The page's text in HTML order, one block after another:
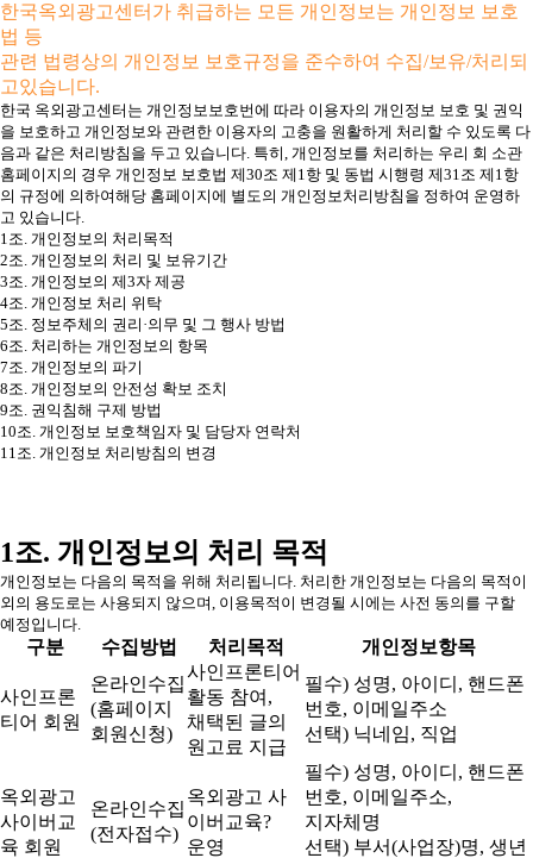
한국옥외광고센터가 취급하는 모든 개인정보는 개인정보 보호
법 등
관련 법령상의 개인정보 보호규정을 준수하여 수집/보유/처리되
고있습니다.
한국 옥외광고센터는 개인정보보호번에 따라 이용자의 개인정보 보호 및 권익
을 보호하고 개인정보와 관련한 이용자의 고충을 원활하게 처리할 수 있도록 다
음과 같은 처리방침을 두고 있습니다. 특히, 개인정보를 처리하는 우리 회 소관
홈페이지의 경우 개인정보 보호법 제30조 제1항 및 동법 시행령 제31조 제1항
의 규정에 의하여해당 홈페이지에 별도의 개인정보처리방침을 정하여 운영하
고 있습니다.
1조. 개인정보의 처리목적
2조. 개인정보의 처리 및 보유기간
3조. 개인정보의 제3자 제공
4조. 개인정보 처리 위탁
5조. 정보주체의 권리·의무 및 그 행사 방법
6조. 처리하는 개인정보의 항목
7조. 개인정보의 파기
8조. 개인정보의 안전성 확보 조치
9조. 권익침해 구제 방법
10조. 개인정보 보호책임자 및 담당자 연락처
11조. 개인정보 처리방침의 변경
1조. 개인정보의 처리 목적
개인정보는 다음의 목적을 위해 처리됩니다. 처리한 개인정보는 다음의 목적이
외의 용도로는 사용되지 않으며, 이용목적이 변경될 시에는 사전 동의를 구할
예정입니다.
구분 수집방법 처리목적 개인정보항목
사인프론
티어 회원
온라인수집
(홈페이지
회원신청)
사인프론티어
활동 참여,
채택된 글의
원고료 지급
필수) 성명, 아이디, 핸드폰
번호, 이메일주소
선택) 닉네임, 직업
옥외광고
사이버교
육 회원
온라인수집
(전자접수)
옥외광고 사
이버교육?
운영
필수) 성명, 아이디, 핸드폰
번호, 이메일주소,
지자체명
선택) 부서(사업장)명, 생년